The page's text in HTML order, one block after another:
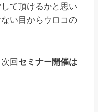
て頂けるかと思い
い目からウロコの
回 セミナー開催は